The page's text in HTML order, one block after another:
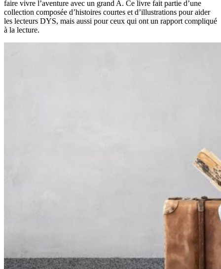
faire vivre l’aventure avec un grand A. Ce livre fait partie d’une
collection composée d’histoires courtes et d’illustrations pour aider
les lecteurs DYS, mais aussi pour ceux qui ont un rapport compliqué
à la lecture.